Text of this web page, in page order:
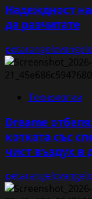
Надеждност
да разчитате
Технологии
Dreame
котката със
чист въздух